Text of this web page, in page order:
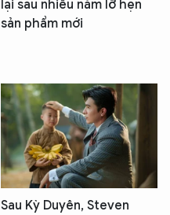
lại sau nhiều năm lỡ hẹn
sản phẩm mới
Sau Kỳ Duyên, Steven